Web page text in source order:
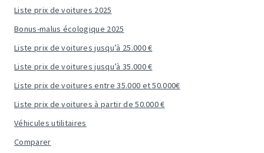
Liste prix de voitures 2025
Bonus-malus écologique 2025
Liste prix de voitures jusqu’à 25.000 €
Liste prix de voitures jusqu’à 35.000 €
Liste prix de voitures entre 35.000 et 50.000€
Liste prix de voitures à partir de 50.000 €
Véhicules utilitaires
Comparer